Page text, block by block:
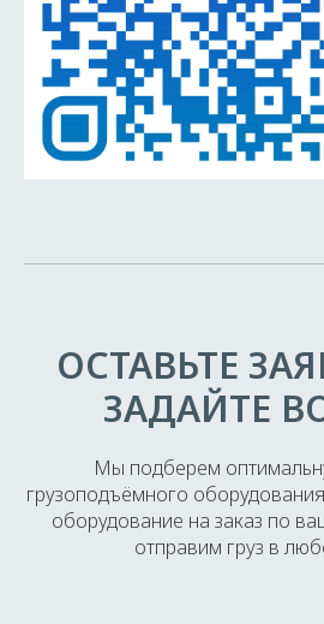
ОСТАВЬТЕ
ЗАДАЙТЕ
Мы подберем
грузоподъёмного
оборудование на заказ по
отправим груз в